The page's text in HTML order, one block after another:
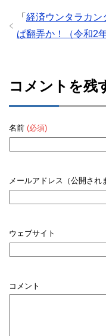
「 経済ウンタラカン
ぱ翻弄か！（令和2
コメントを残
名前 (必須)
メールアドレス（公開され
ウェブサイト
コメント